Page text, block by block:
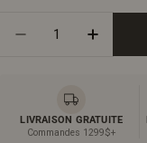
Diminuer La
LIVRAISON GRATUITE
Commandes 1299$+